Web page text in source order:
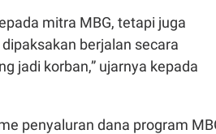
mitra MBG, tetapi juga
berjalan secara
jadi korban,” ujarnya kepada
penyaluran dana program